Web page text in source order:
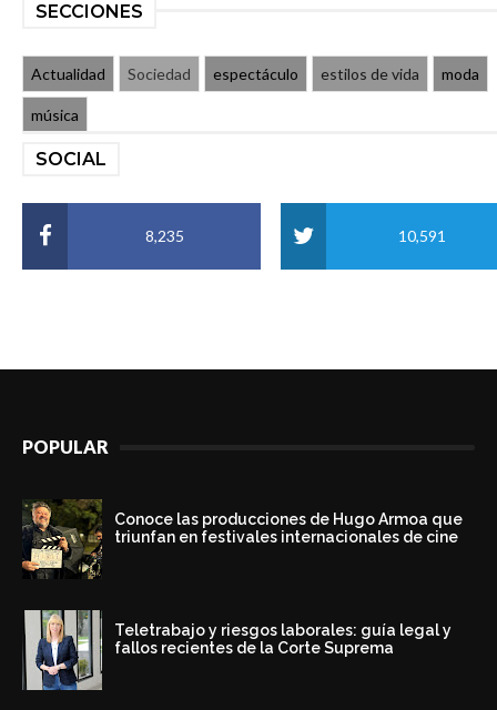
SECCIONES
Actualidad Sociedad espectáculo estilos de vida moda
música
SOCIAL
8,235 10,591
POPULAR
Conoce las producciones de Hugo Armoa que
triunfan en festivales internacionales de cine
Teletrabajo y riesgos laborales: guía legal y
fallos recientes de la Corte Suprema